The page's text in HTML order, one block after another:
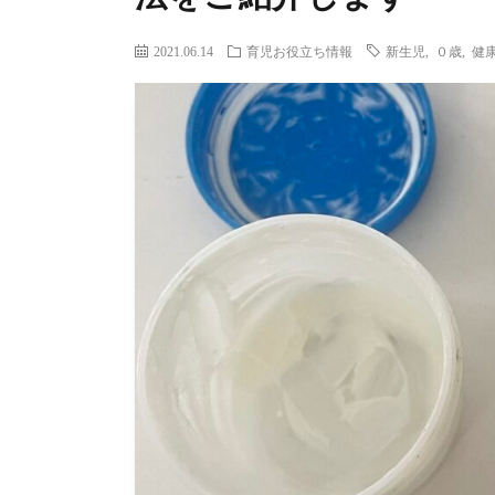
2021.06.14 育児お役立ち情報 新生児 ０歳 健